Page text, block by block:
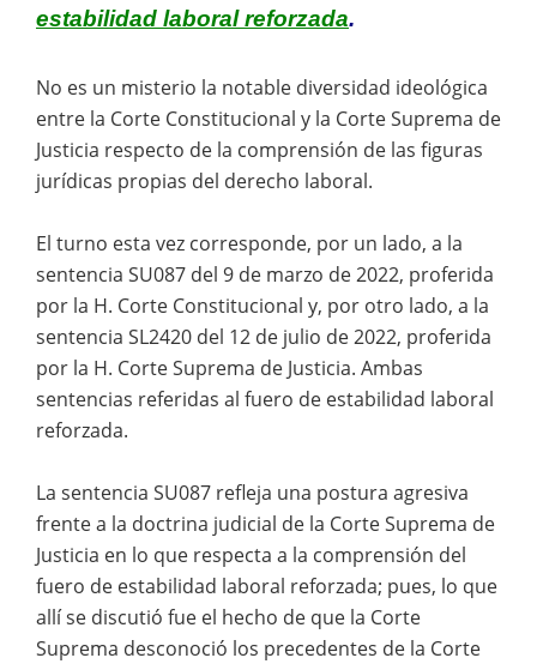
estabilidad laboral reforzada.
No es un misterio la notable diversidad ideológica
entre la Corte Constitucional y la Corte Suprema de
Justicia respecto de la comprensión de las figuras
jurídicas propias del derecho laboral.
El turno esta vez corresponde, por un lado, a la
sentencia SU087 del 9 de marzo de 2022, proferida
por la H. Corte Constitucional y, por otro lado, a la
sentencia SL2420 del 12 de julio de 2022, proferida
por la H. Corte Suprema de Justicia. Ambas
sentencias referidas al fuero de estabilidad laboral
reforzada.
La sentencia SU087 refleja una postura agresiva
frente a la doctrina judicial de la Corte Suprema de
Justicia en lo que respecta a la comprensión del
fuero de estabilidad laboral reforzada; pues, lo que
allí se discutió fue el hecho de que la Corte
Suprema desconoció los precedentes de la Corte